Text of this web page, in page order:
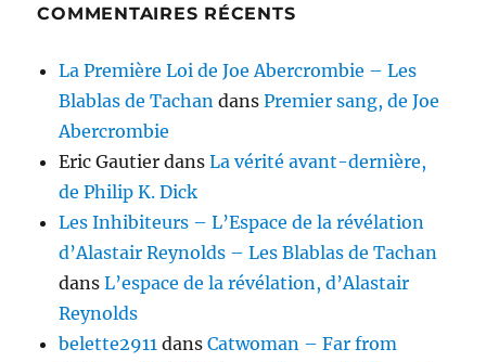
COMMENTAIRES RÉCENTS
La Première Loi de Joe Abercrombie – Les
Blablas de Tachan dansPremier sang, de Joe
Abercrombie
Eric Gautier dansLa vérité avant-dernière,
de Philip K. Dick
Les Inhibiteurs – L’Espace de la révélation
d’Alastair Reynolds – Les Blablas de Tachan
dansL’espace de la révélation, d’Alastair
Reynolds
belette2911 dansCatwoman – Far from